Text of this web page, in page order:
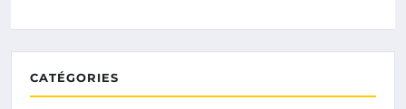
CATÉGORIES